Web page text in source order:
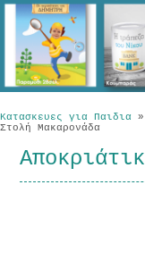
Κατασκευες για Παιδια »
Στολή Μακαρονάδα